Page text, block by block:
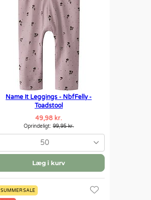
Name It Leggings - NbfFelly -
Toadstool
49,98 kr.
Oprindeligt:99,95 kr.
50
Læg i kurv
SUMMER SALE